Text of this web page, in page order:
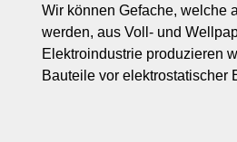
Wir können Gefache, welche
werden, aus Voll- und
Elektroindustrie produzieren
Bauteile vor elektrostatischer